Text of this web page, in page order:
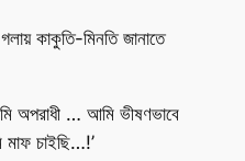
কাকুতি-মিনতি জানাতে
অপরাধী … আমি ভীষণভাবে
চাইছি…!’